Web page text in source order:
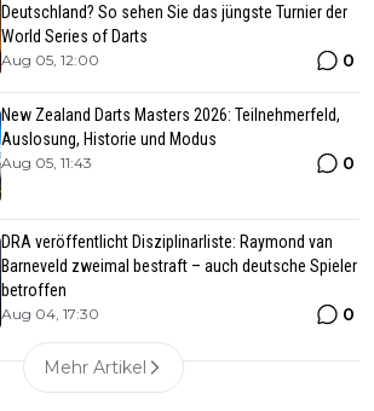
Deutschland? So sehen Sie das jüngste Turnier der
World Series of Darts
Aug 05, 12:00 0
New Zealand Darts Masters 2026: Teilnehmerfeld,
Auslosung, Historie und Modus
Aug 05, 11:43 0
DRA veröffentlicht Disziplinarliste: Raymond van
Barneveld zweimal bestraft – auch deutsche Spieler
betroffen
Aug 04, 17:30 0
Mehr Artikel